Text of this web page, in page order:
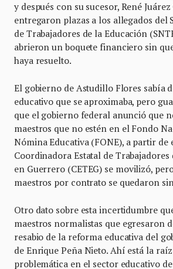
y después con su sucesor, René
entregaron plazas a los allegados del
de Trabajadores de la Educación
abrieron un boquete financiero sin
haya resuelto.
El gobierno de Astudillo Flores sabía
educativo que se aproximaba, pero
que el gobierno federal anunció que
maestros que no estén en el Fondo
Nómina Educativa (FONE), a partir de
Coordinadora Estatal de Trabajadores
en Guerrero (CETEG) se movilizó,
maestros por contrato se quedaron
Otro dato sobre esta incertidumbre
maestros normalistas que egresaron
resabio de la reforma educativa del
de Enrique Peña Nieto. Ahí está la
problemática en el sector educativo